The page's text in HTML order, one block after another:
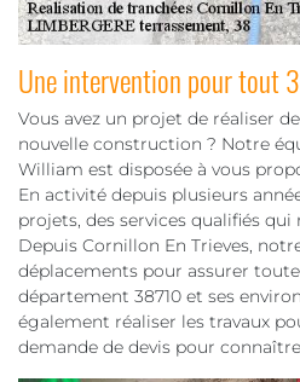
Une intervention pour tout
Vous avez un projet de réaliser
nouvelle construction ? Notre
William est disposée à vous
En activité depuis plusieurs
projets, des services qualifiés
Depuis Cornillon En Trieves,
déplacements pour assurer
département 38710 et ses
également réaliser les travaux
demande de devis pour